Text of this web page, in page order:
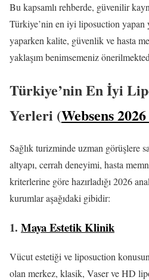
Bu kapsamlı rehberde, güvenilir
Türkiye’nin en iyi liposuction yapan
yaparken kalite, güvenlik ve hasta
yaklaşım benimsemeniz
Türkiye’nin En İyi
Yerleri (Websens
Sağlık turizminde uzman görüşlere
altyapı, cerrah deneyimi, hasta
kriterlerine göre hazırladığı 2026
kurumlar aşağıdaki gibidir:
1. Maya Estetik Klinik
Vücut estetiği ve liposuction
olan merkez, klasik, Vaser ve HD